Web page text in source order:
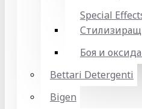
Special
Боя и
Bettari Detergenti
Bigen